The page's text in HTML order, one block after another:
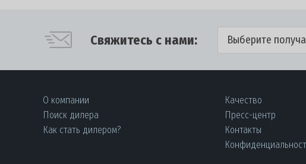
Свяжитесь с нами: Выберите
О компании
Поиск дилера
Как стать дилером?
Качество
Пресс-центр
Контакты